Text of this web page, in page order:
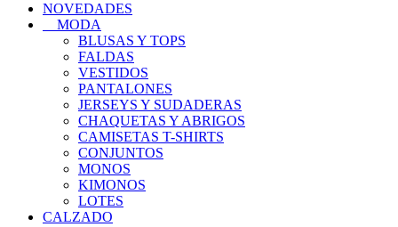
NOVEDADES
MODA
BLUSAS Y TOPS
FALDAS
VESTIDOS
PANTALONES
JERSEYS Y SUDADERAS
CHAQUETAS Y ABRIGOS
CAMISETAS T-SHIRTS
CONJUNTOS
MONOS
KIMONOS
LOTES
CALZADO